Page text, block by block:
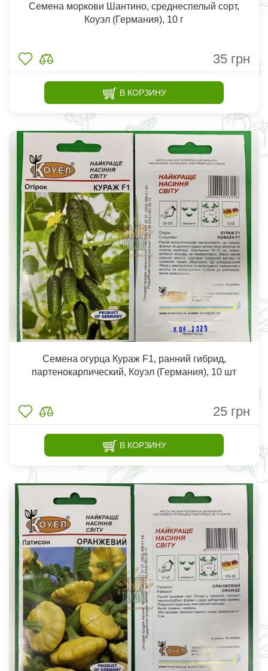
Семена моркови Шантино, среднеспелый сорт,
Коуэл (Германия), 10 г
35 грн
В КОРЗИНУ
Семена огурца Кураж F1, ранний гибрид,
партенокарпический, Коуэл (Германия), 10 шт
25 грн
В КОРЗИНУ